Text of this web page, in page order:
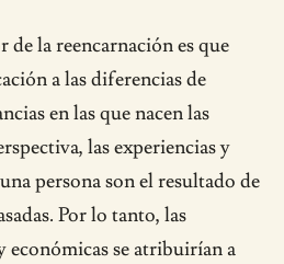
la reencarnación es que
a las diferencias de
en las que nacen las
las experiencias y
persona son el resultado de
Por lo tanto, las
económicas se atribuirían a